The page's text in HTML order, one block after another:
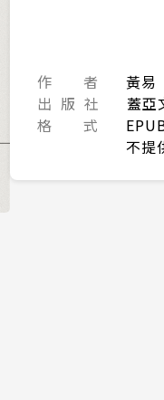
作 者
黃易
出 版 社
蓋亞
格 式
不提